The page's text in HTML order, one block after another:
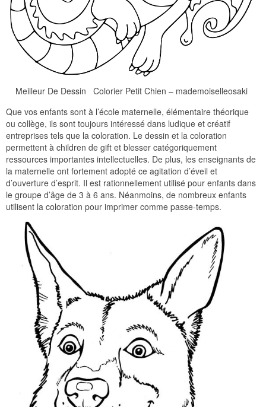
Meilleur De Dessin Colorier Petit Chien – mademoiselleosaki
Que vos enfants sont à l’école maternelle, élémentaire théorique
ou collège, ils sont toujours intéressé dans ludique et créatif
entreprises tels que la coloration. Le dessin et la coloration
permettent à children de gift et blesser catégoriquement
ressources importantes intellectuelles. De plus, les enseignants de
la maternelle ont fortement adopté ce agitation d’éveil et
d’ouverture d’esprit. Il est rationnellement utilisé pour enfants dans
le groupe d’âge de 3 à 6 ans. Néanmoins, de nombreux enfants
utilisent la coloration pour imprimer comme passe-temps.